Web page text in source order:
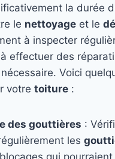
la durée
le nettoyage et le
à inspecter
effectuer des
Voici
votre toiture :
des gouttières :
les